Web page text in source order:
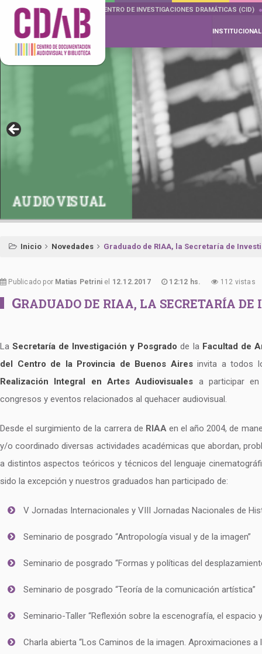
DOCUMENTA DRAMÁTICAS CENTRO DE INVESTIGACIONES DRAMÁTICAS (CID)
INSTITUCIONAL
AUDIOVISUAL
Inicio Novedades Graduado de RIAA, la Secretaría de
Publicado por Matias Petrini el 12.12.2017 12:12 hs. 112 vistas
GRADUADO DE RIAA, LA SECRETARÍA
LaSecretaría de Investigación y Posgrado de la Facultad de
del Centro de la Provincia de Buenos Airesinvita a todos
Realización Integral en Artes Audiovisuales a participar en
congresos y eventos relacionados al quehacer audiovisual.
Desde el surgimiento de la carrera de RIAAen el año 2004, de
y/o coordinado diversas actividades académicas que abordan,
a distintos aspectos teóricos y técnicos del lenguaje
sido la excepción y nuestros graduados han participado de:
V Jornadas Internacionales y VIII Jornadas Nacionales de
Seminario de posgrado “Antropología visual y de la imagen”
Seminario de posgrado “Formas y políticas del
Seminario de posgrado “Teoría de la comunicación artística”
Seminario-Taller “Reflexión sobre la escenografía, el espacio
Charla abierta “Los Caminos de la imagen. Aproximaciones a